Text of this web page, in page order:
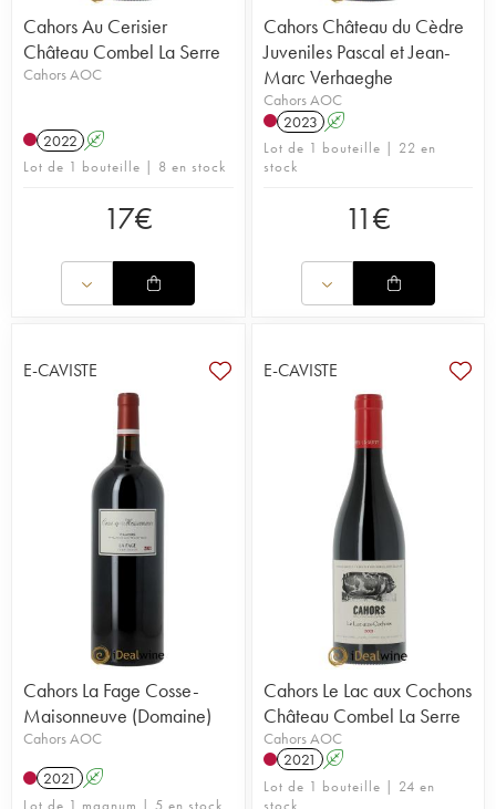
Cahors Au Cerisier
Château Combel La Serre
Cahors AOC
2022 A
Lot de 1 bouteille | 8 en stock
17€
Cahors Château du Cèdre
Juveniles Pascal et Jean-
Marc Verhaeghe
Cahors AOC
2023 A
Lot de 1 bouteille | 22 en
stock
11€
E-CAVISTE
Cahors La Fage Cosse-
Maisonneuve (Domaine)
Cahors AOC
2021 A
Lot de 1 magnum | 5 en stock
E-CAVISTE
Cahors Le Lac aux Cochons
Château Combel La Serre
Cahors AOC
2021 A
Lot de 1 bouteille | 24 en
stock